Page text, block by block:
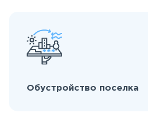
Обустройство поселка